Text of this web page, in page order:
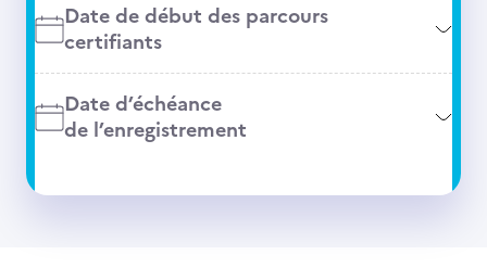
Date de début des parcours
certifiants
Date d’échéance
de l’enregistrement